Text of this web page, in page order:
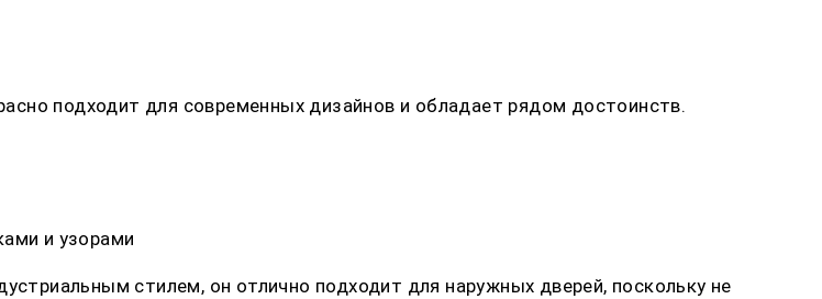
подходит для современных дизайнов и обладает рядом достоинств.
и узорами
стилем, он отлично подходит для наружных дверей, поскольку не